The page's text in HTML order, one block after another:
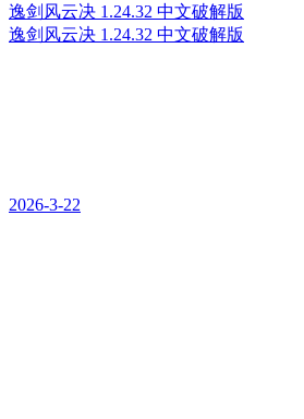
逸剑风云决 1.24.32 中文破解版
逸剑风云决 1.24.32 中文破解版
2026-3-22